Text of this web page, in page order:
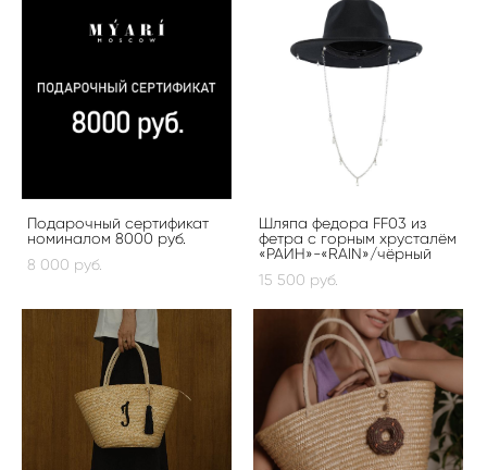
Подарочный сертификат
номиналом 8000 руб.
8 000 pуб.
Шляпа федора FF03 из
фетра с горным хрусталём
«РАИН»-«RAIN»/чёрный
15 500 pуб.